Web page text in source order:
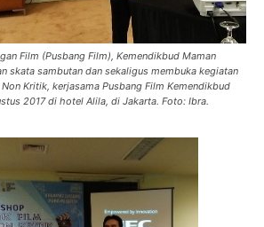
Film (Pusbang Film), Kemendikbud Maman
skata sambutan dan sekaligus membuka kegiatan
Kritik, kerjasama Pusbang Film Kemendikbud
2017 di hotel Alila, di Jakarta. Foto: Ibra.